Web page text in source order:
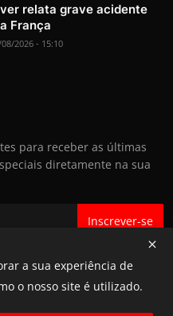
relata grave acidente
França
2026 - 15:10
para receber as últimas
diretamente na sua
Inscrever-se
a sua experiência de
o nosso site é utilizado.